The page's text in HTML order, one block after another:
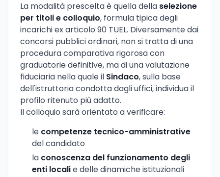
La modalità prescelta è quella della selezione
per titoli e colloquio, formula tipica degli
incarichi ex articolo 90 TUEL. Diversamente dai
concorsi pubblici ordinari, non si tratta di una
procedura comparativa rigorosa con
graduatorie definitive, ma di una valutazione
fiduciaria nella quale il Sindaco, sulla base
dell'istruttoria condotta dagli uffici, individua il
profilo ritenuto più adatto.
Il colloquio sarà orientato a verificare:
le competenze tecnico-amministrative
del candidato
la conoscenza del funzionamento degli
enti localie delle dinamiche istituzionali